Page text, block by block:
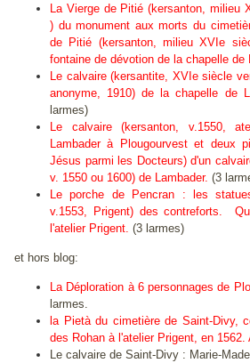
La Vierge de Pitié (kersanton, milieu
) du monument aux morts du
de Pitié (kersanton, milieu XVIe
fontaine de dévotion de la chapelle de
Le calvaire (kersantite, XVIe siècle
anonyme, 1910) de la chapelle de
larmes)
Le calvaire (kersanton, v.1550,
Lambader à Plougourvest et deux
Jésus parmi les Docteurs) d'un
v. 1550 ou 1600) de Lambader. (3
Le porche de Pencran : les
v.1553, Prigent) des contreforts.
l'atelier Prigent. (3 larmes)
et hors blog:
La Déploration à 6 personnages de
larmes.
la Pietà du cimetière de Saint-Divy,
des Rohan à l'atelier Prigent, en 1562.
Le calvaire de Saint-Divy : Marie-